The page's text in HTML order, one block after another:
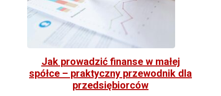
Jak prowadzić finanse w małej
spółce – praktyczny przewodnik dla
przedsiębiorców